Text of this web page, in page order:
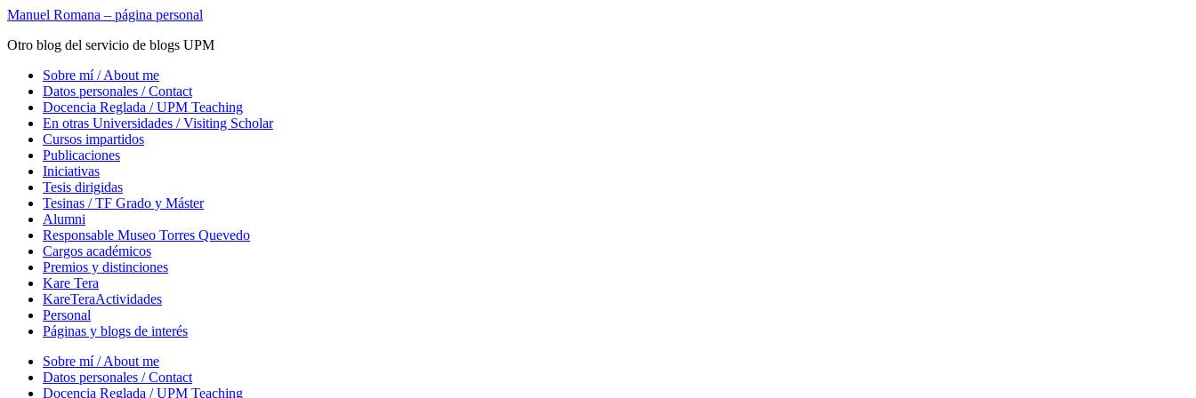
Saltar
contenido
Manuel Romana – página personal
Otro blog del servicio de blogs UPM
Alternar
menú
móvil
Sobre mí / About me
Datos personales / Contact
Docencia Reglada / UPM Teaching
En otras Universidades / Visiting Scholar
Cursos impartidos
Publicaciones
Iniciativas
Tesis dirigidas
Tesinas / TF Grado y Máster
Alumni
Responsable Museo Torres Quevedo
Cargos académicos
Premios y distinciones
Kare Tera
KareTeraActividades
Personal
Páginas y blogs de interés
Sobre mí / About me
Datos personales / Contact
Docencia Reglada / UPM Teaching